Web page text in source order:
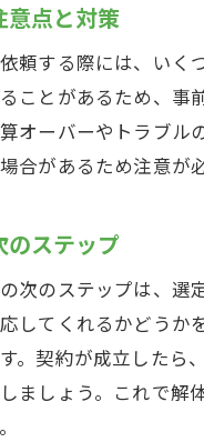
解
意点と対策
頼する際には、いく
ことがあるため、事
オーバーやトラブル
合があるため注意が
のステップ
次のステップは、選
してくれるかどう
。契約が成立したら
ましょう。これで解